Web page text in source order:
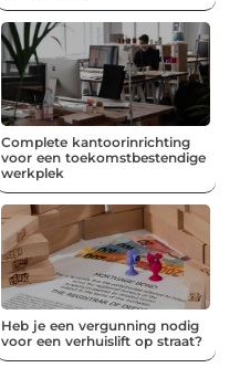
Complete kantoorinrichting
voor een toekomstbestendige
werkplek
Heb je een vergunning nodig
voor een verhuislift op straat?